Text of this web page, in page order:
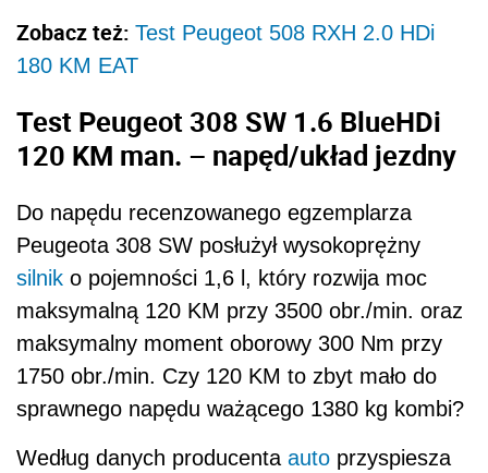
Zobacz też: Test Peugeot 508 RXH 2.0 HDi
180 KM EAT
Test Peugeot 308 SW 1.6 BlueHDi
120 KM man. – napęd/układ jezdny
Do napędu recenzowanego egzemplarza
Peugeota 308 SW posłużył wysokoprężny
silnik o pojemności 1,6 l, który rozwija moc
maksymalną 120 KM przy 3500 obr./min. oraz
maksymalny moment oborowy 300 Nm przy
1750 obr./min. Czy 120 KM to zbyt mało do
sprawnego napędu ważącego 1380 kg kombi?
Według danych producenta auto przyspiesza